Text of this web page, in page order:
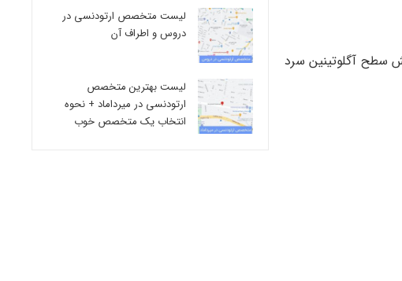
سطح آگلوتینین سرد
لیست متخصص ارتودنسی در
دروس و اطراف آن
لیست بهترین متخصص
ارتودنسی در میرداماد + نحوه
انتخاب یک متخصص خوب